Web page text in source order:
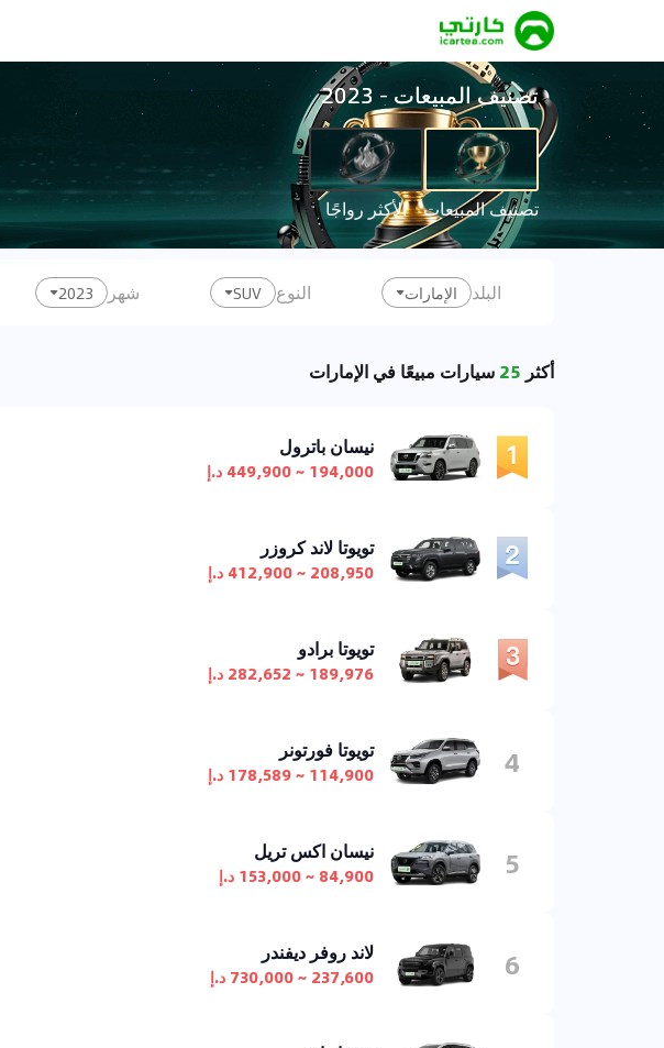
تصنيف المبيعات -
2023
تصنيف المبيعات الأكثر رواجًا
البلد الإمارات النوع SUV شهر 2023
أكثر 25 سيارات مبيعًا في الإمارات
نيسان باترول
194,000 ~ 449,900 د.إ
تويوتا لاند كروزر
208,950 ~ 412,900 د.إ
تويوتا برادو
189,976 ~ 282,652 د.إ
4 تويوتا فورتونر
114,900 ~ 178,589 د.إ
5 نيسان اكس تريل
84,900 ~ 153,000 د.إ
6 لاند روفر ديفندر
237,600 ~ 730,000 د.إ